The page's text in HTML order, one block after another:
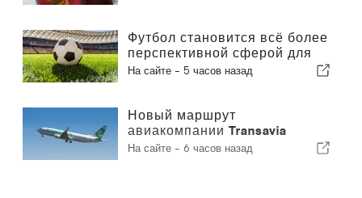
Футбол становится всё более
перспективной сферой для
инвестиций по всей Европе
На сайте - 5 часов назад
Новый маршрут
авиакомпании Transavia
между Португалией и
На сайте - 6 часов назад